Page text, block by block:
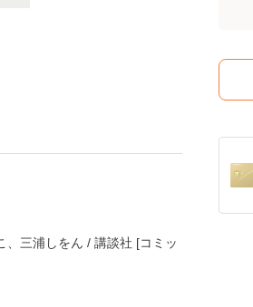
三浦しをん / 講談社 [コミッ